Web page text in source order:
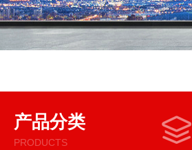
产品分类
PRODUCTS